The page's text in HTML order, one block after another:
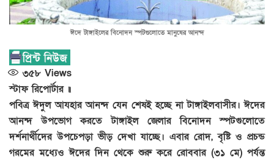
ঈদে টাঙ্গাইলের বিনোদন স্পটগুলোতে মানুষের আনন্দ
৩৫৮ Views
স্টাফ রিপোর্টার ॥
পবিত্র ঈদুল আযহার আনন্দ যেন শেষই হচ্ছে না টাঙ্গাইলবাসীর। ঈদের
আনন্দ উপভোগ করতে টাঙ্গাইল জেলার বিনোদন স্পটগুলোতে
দর্শনার্থীদের উপচেপড়া ভীড় দেখা যাচ্ছে। এবার রোদ, বৃষ্টি ও প্রচন্ড
গরমের মধ্যেও ঈদের দিন থেকে শুরু করে রোববার (৩১ মে) পর্যন্ত